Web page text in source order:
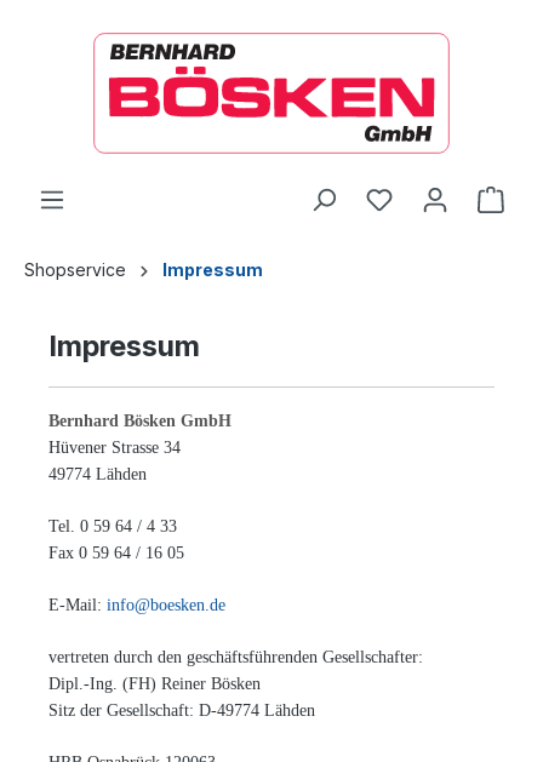
Shopservice Impressum
Impressum
Bernhard Bösken GmbH
Hüvener Strasse 34
49774 Lähden
Tel. 0 59 64 / 4 33
Fax 0 59 64 / 16 05
E-Mail: info@boesken.de
vertreten durch den geschäftsführenden Gesellschafter:
Dipl.-Ing. (FH) Reiner Bösken
Sitz der Gesellschaft: D-49774 Lähden